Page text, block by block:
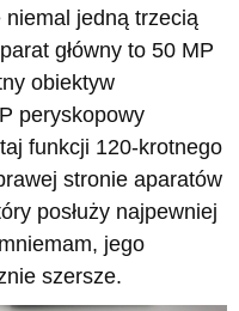
jedną trzecią
główny to 50 MP
obiektyw
peryskopowy
funkcji 120-krotnego
stronie aparatów
posłuży najpewniej
jego
szersze.